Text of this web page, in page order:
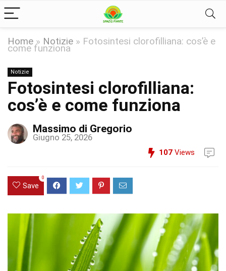
Home » Notizie » Fotosintesi clorofilliana: cos’è e
come funziona
Notizie
Fotosintesi clorofilliana:
cos’è e come funziona
Massimo di Gregorio
Giugno 25, 2026
107 Views
Save
0